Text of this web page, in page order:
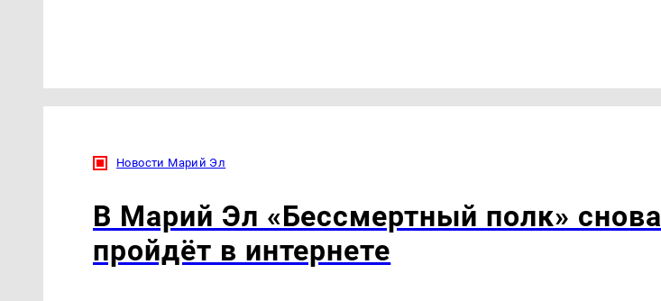
Новости Марий Эл
В Марий Эл «Бессмертный полк» снова
пройдёт в интернете